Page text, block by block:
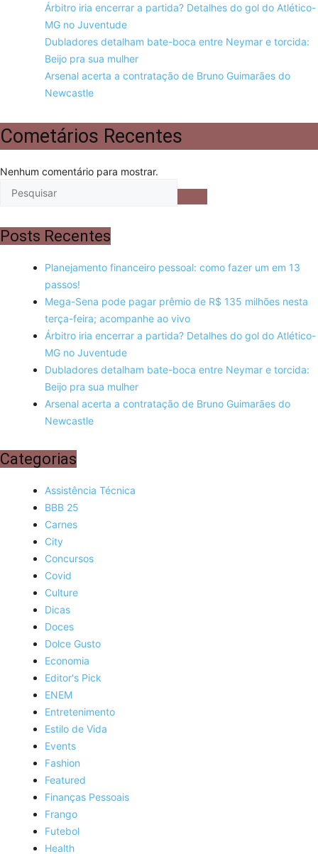
Árbitro iria encerrar a partida? Detalhes do gol do Atlético-
MG no Juventude
Dubladores detalham bate-boca entre Neymar e torcida:
Beijo pra sua mulher
Arsenal acerta a contratação de Bruno Guimarães do
Newcastle
Cometários Recentes
Nenhum comentário para mostrar.
Posts Recentes
Planejamento financeiro pessoal: como fazer um em 13
passos!
Mega-Sena pode pagar prêmio de R$ 135 milhões nesta
terça-feira; acompanhe ao vivo
Árbitro iria encerrar a partida? Detalhes do gol do Atlético-
MG no Juventude
Dubladores detalham bate-boca entre Neymar e torcida:
Beijo pra sua mulher
Arsenal acerta a contratação de Bruno Guimarães do
Newcastle
Categorias
Assistência Técnica
BBB 25
Carnes
City
Concursos
Covid
Culture
Dicas
Doces
Dolce Gusto
Economia
Editor's Pick
ENEM
Entretenimento
Estilo de Vida
Events
Fashion
Featured
Finanças Pessoais
Frango
Futebol
Health